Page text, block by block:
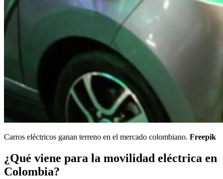
Carros eléctricos ganan terreno en el mercado colombiano. Freepik
¿Qué viene para la movilidad eléctrica en
Colombia?